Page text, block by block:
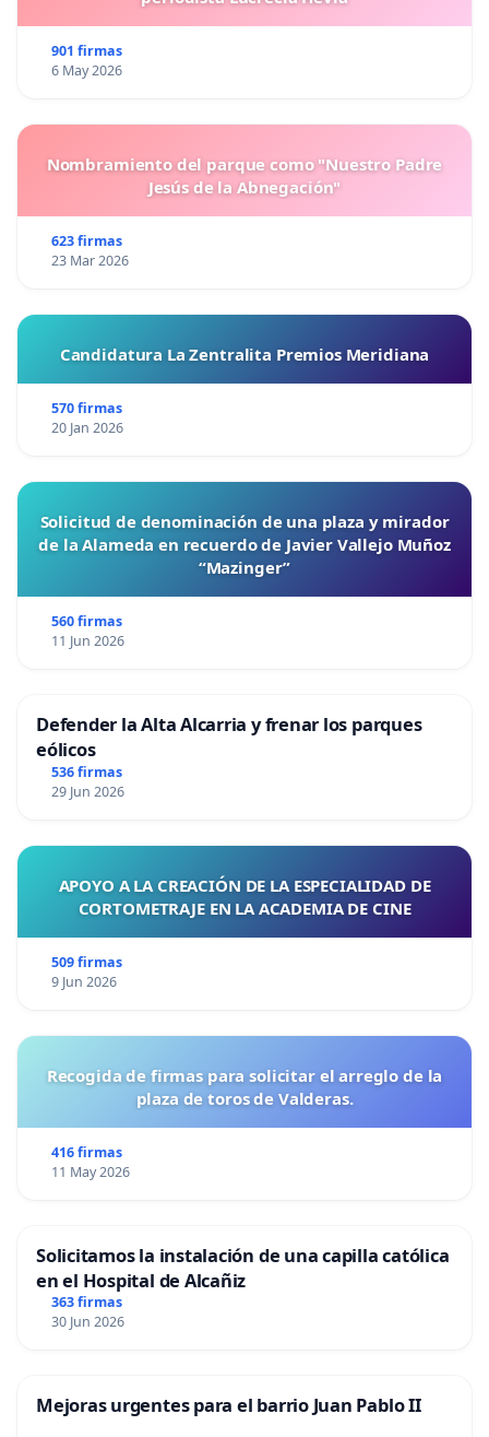
901 firmas
6 May 2026
Nombramiento del parque como "Nuestro Padre
Jesús de la Abnegación"
623 firmas
23 Mar 2026
Candidatura La Zentralita Premios Meridiana
570 firmas
20 Jan 2026
Solicitud de denominación de una plaza y mirador
de la Alameda en recuerdo de Javier Vallejo Muñoz
“Mazinger”
560 firmas
11 Jun 2026
Defender la Alta Alcarria y frenar los parques
eólicos
536 firmas
29 Jun 2026
APOYO A LA CREACIÓN DE LA ESPECIALIDAD DE
CORTOMETRAJE EN LA ACADEMIA DE CINE
509 firmas
9 Jun 2026
Recogida de firmas para solicitar el arreglo de la
plaza de toros de Valderas.
416 firmas
11 May 2026
Solicitamos la instalación de una capilla católica
en el Hospital de Alcañiz
363 firmas
30 Jun 2026
Mejoras urgentes para el barrio Juan Pablo II